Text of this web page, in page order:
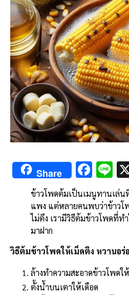
Share F
e
b
o
k
Li
n
e
ข้าวโพดต้มเป็นเมนูทานเล่น
แพง แต่หลายคนพบว่าข้าวโ
ไม่ตึง เรามีวิธีต้มข้าวโพดที่ท
มาฝาก
วิธีต้มข้าวโพดให้เม็ดตึง หวานอร่
ล้างทำความสะอาดข้าวโพดใ
ตั้งน้ำบนเตาให้เดือด